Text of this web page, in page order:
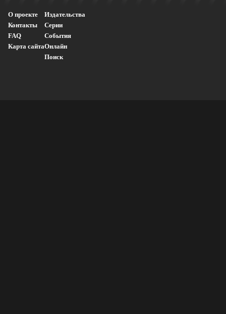
О проекте
Контакты
FAQ
Карта сайта
Издательства
Серии
События
Онлайн
Поиск